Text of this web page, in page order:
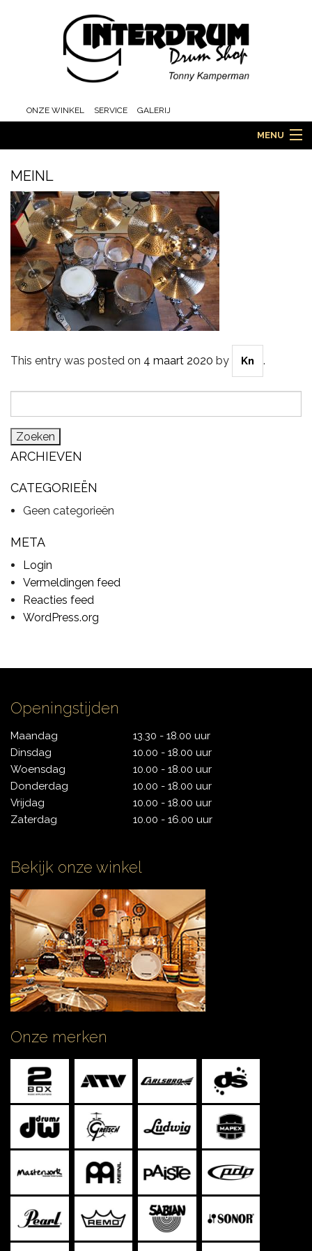
ONZE WINKEL SERVICE GALERIJ
MENU
HOME
DRUMS
ORCHESTRA EN MARCHING
CYMBALS
PERCUSSIE
DRUMSCHOOL
MEINL
This entry was posted on 4 maart 2020 by Kn .
ARCHIEVEN
CATEGORIEËN
Geen categorieën
META
Login
Vermeldingen feed
Reacties feed
WordPress.org
Openingstijden
Maandag
Dinsdag
Woensdag
Donderdag
Vrijdag
Zaterdag
13.30 - 18.00 uur
10.00 - 18.00 uur
10.00 - 18.00 uur
10.00 - 18.00 uur
10.00 - 18.00 uur
10.00 - 16.00 uur
Bekijk onze winkel
Onze merken